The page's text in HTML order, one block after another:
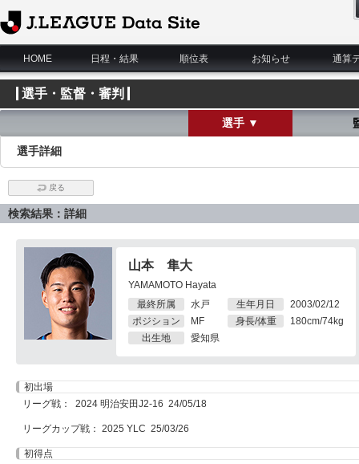
J.League Data Site
HOME
日程・結果 順位表 お知らせ 通算
選手・監督・審判
選手 ▼
選手詳細
戻る
検索結果：詳細
山本 隼大
YAMAMOTO Hayata
最終所属
水戸
ポジション
MF
出生地
愛知県
生年月日
2003/02/12
身長/体重
180cm/74kg
初出場
リーグ戦： 2024 明治安田J2-16 24/05/18
リーグカップ戦： 2025 YLC 25/03/26
初得点